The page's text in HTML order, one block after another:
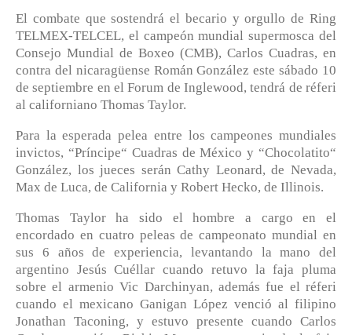
El combate que sostendrá el becario y orgullo de Ring
TELMEX-TELCEL, el campeón mundial supermosca del
Consejo Mundial de Boxeo (CMB), Carlos Cuadras, en
contra del nicaragüense Román González este sábado 10
de septiembre en el Forum de Inglewood, tendrá de réferi
al californiano Thomas Taylor.
Para la esperada pelea entre los campeones mundiales
invictos, “Príncipe“ Cuadras de México y “Chocolatito“
González, los jueces serán Cathy Leonard, de Nevada,
Max de Luca, de California y Robert Hecko, de Illinois.
Thomas Taylor ha sido el hombre a cargo en el
encordado en cuatro peleas de campeonato mundial en
sus 6 años de experiencia, levantando la mano del
argentino Jesús Cuéllar cuando retuvo la faja pluma
sobre el armenio Vic Darchinyan, además fue el réferi
cuando el mexicano Ganigan López venció al filipino
Jonathan Taconing, y estuvo presente cuando Carlos